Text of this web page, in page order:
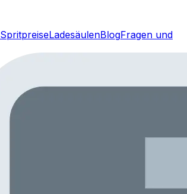
SpritpreiseLadesäulenBlogFragen und